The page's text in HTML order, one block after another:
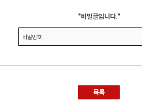
"비밀글입니다."
비밀번호
목록